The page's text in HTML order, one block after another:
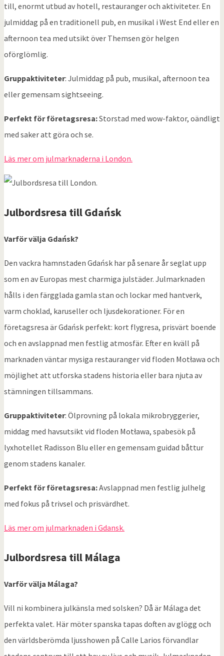
till, enormt utbud av hotell, restauranger och aktiviteter. En
julmiddag på en traditionell pub, en musikal i West End eller en
afternoon tea med utsikt över Themsen gör helgen
oförglömlig.
Gruppaktiviteter: Julmiddag på pub, musikal, afternoon tea
eller gemensam sightseeing.
Perfekt för företagsresa:Storstad med wow-faktor, oändligt
med saker att göra och se.
Läs mer om julmarknaderna i London.
Julbordsresa tillGdańsk
Varför välja Gdańsk?
Den vackra hamnstaden Gdańsk har på senare år seglat upp
som en av Europas mest charmiga julstäder. Julmarknaden
hålls i den färgglada gamla stan och lockar med hantverk,
varm choklad, karuseller och ljusdekorationer. För en
företagsresa är Gdańsk perfekt: kort flygresa, prisvärt boende
och en avslappnad men festlig atmosfär. Efter en kväll på
marknaden väntar mysiga restauranger vid floden Motława och
möjlighet att utforska stadens historia eller bara njuta av
stämningen tillsammans.
Gruppaktiviteter: Ölprovning på lokala mikrobryggerier,
middag med havsutsikt vid floden Motława, spabesök på
lyxhotellet Radisson Blu eller en gemensam guidad båttur
genom stadens kanaler.
Perfekt för företagsresa:Avslappnad men festlig julhelg
med fokus på trivsel och prisvärdhet.
Läs mer om julmarknaden i Gdansk.
Julbordsresa till Málaga
Varför välja Málaga?
Vill ni kombinera julkänsla med solsken? Då är Málaga det
perfekta valet. Här möter spanska tapas doften av glögg och
den världsberömda ljusshowen på Calle Larios förvandlar